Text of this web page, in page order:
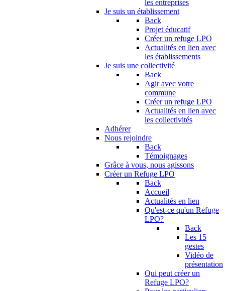
les entreprises
Je suis un établissement
Back
Projet éducatif
Créer un refuge LPO
Actualités en lien avec
les établissements
Je suis une collectivité
Back
Agir avec votre
commune
Créer un refuge LPO
Actualités en lien avec
les collectivités
Adhérer
Nous rejoindre
Back
Témoignages
Grâce à vous, nous agissons
Créer un Refuge LPO
Back
Accueil
Actualités en lien
Qu'est-ce qu'un Refuge
LPO?
Back
Les 15
gestes
Vidéo de
présentation
Qui peut créer un
Refuge LPO?